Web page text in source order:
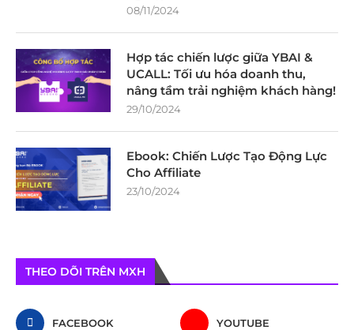
08/11/2024
Hợp tác chiến lược giữa YBAI &
UCALL: Tối ưu hóa doanh thu,
nâng tầm trải nghiệm khách hàng!
29/10/2024
Ebook: Chiến Lược Tạo Động Lực
Cho Affiliate
23/10/2024
THEO DÕI TRÊN MXH
FACEBOOK YOUTUBE